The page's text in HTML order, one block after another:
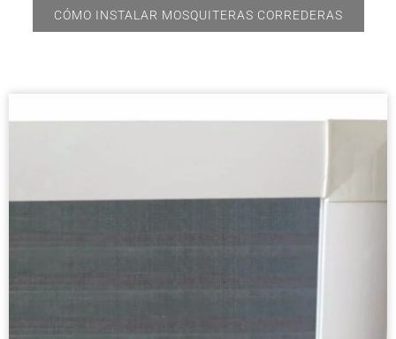
CÓMO INSTALAR MOSQUITERAS CORREDERAS